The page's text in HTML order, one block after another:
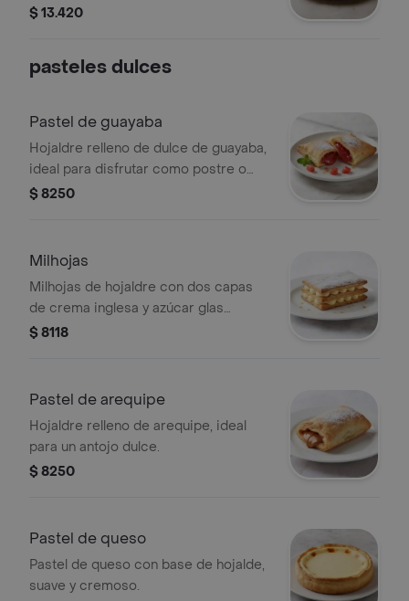
acompañada de un milhojas de capas
$ 13.420
pasteles dulces
Pastel de guayaba
Hojaldre relleno de dulce de guayaba,
ideal para disfrutar como postre o
merienda.
$ 8250
Milhojas
Milhojas de hojaldre con dos capas
de crema inglesa y azúcar glas
espolvoreado.
$ 8118
Pastel de arequipe
Hojaldre relleno de arequipe, ideal
para un antojo dulce.
$ 8250
Pastel de queso
Pastel de queso con base de hojalde,
suave y cremoso.